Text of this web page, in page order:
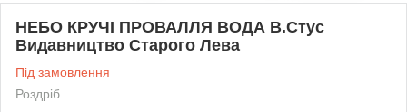
НЕБО КРУЧІ ПРОВАЛЛЯ ВОДА В.Стус
Видавництво Старого Лева
Під замовлення
Роздріб